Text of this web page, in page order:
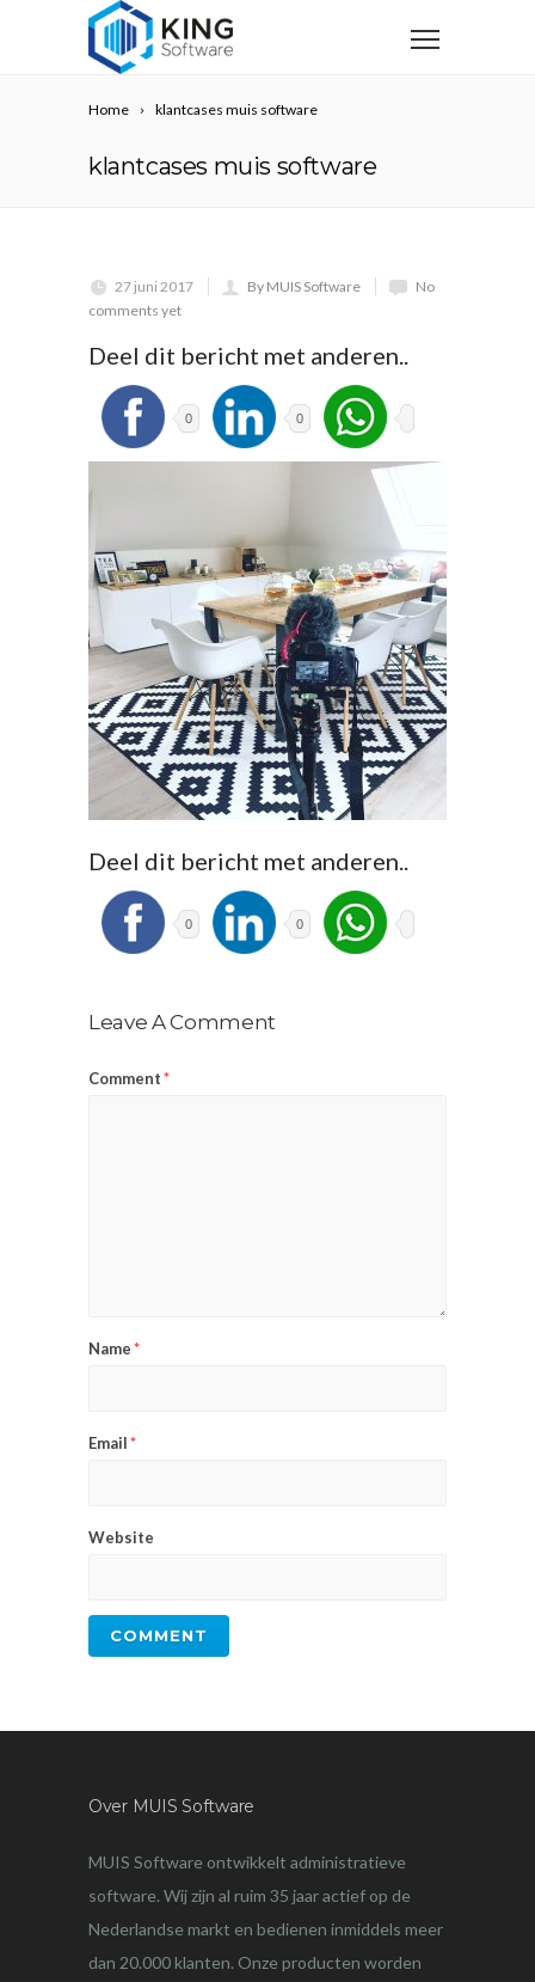
Home klantcases muis software
klantcases muis software
27 juni 2017 By MUIS Software
No
comments yet
Deel dit bericht met anderen..
0 0
Deel dit bericht met anderen..
0 0
Leave A Comment
Comment*
Name*
Email*
Website
Over MUIS Software
MUIS Software ontwikkelt administratieve
software. Wij zijn al ruim 35 jaar actief op de
Nederlandse markt en bedienen inmiddels meer
dan 20.000 klanten. Onze producten worden